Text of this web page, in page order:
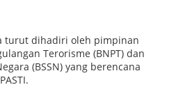
turut dihadiri oleh pimpinan
Terorisme (BNPT) dan
(BSSN) yang berencana